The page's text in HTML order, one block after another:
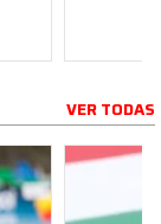
VER TODAS